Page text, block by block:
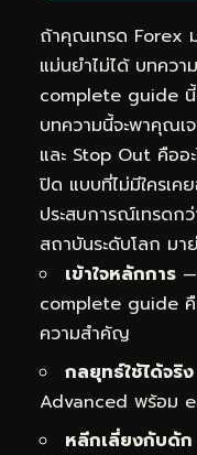
ถ้าคุณเทรด Forex
แม่นยำไม่ได้ บทคว
complete guide
บทความนี้จะพาคุณเ
และ Stop Out คืออ
ปิด แบบที่ไม่มีใครเค
ประสบการณ์เทรดก
สถาบันระดับโลก มา
เข้าใจหลักการ
complete guide คื
ความสำคัญ
กลยุทธ์ใช้ได้จริง
Advanced พร้อม
หลีกเลี่ยงกับดัก